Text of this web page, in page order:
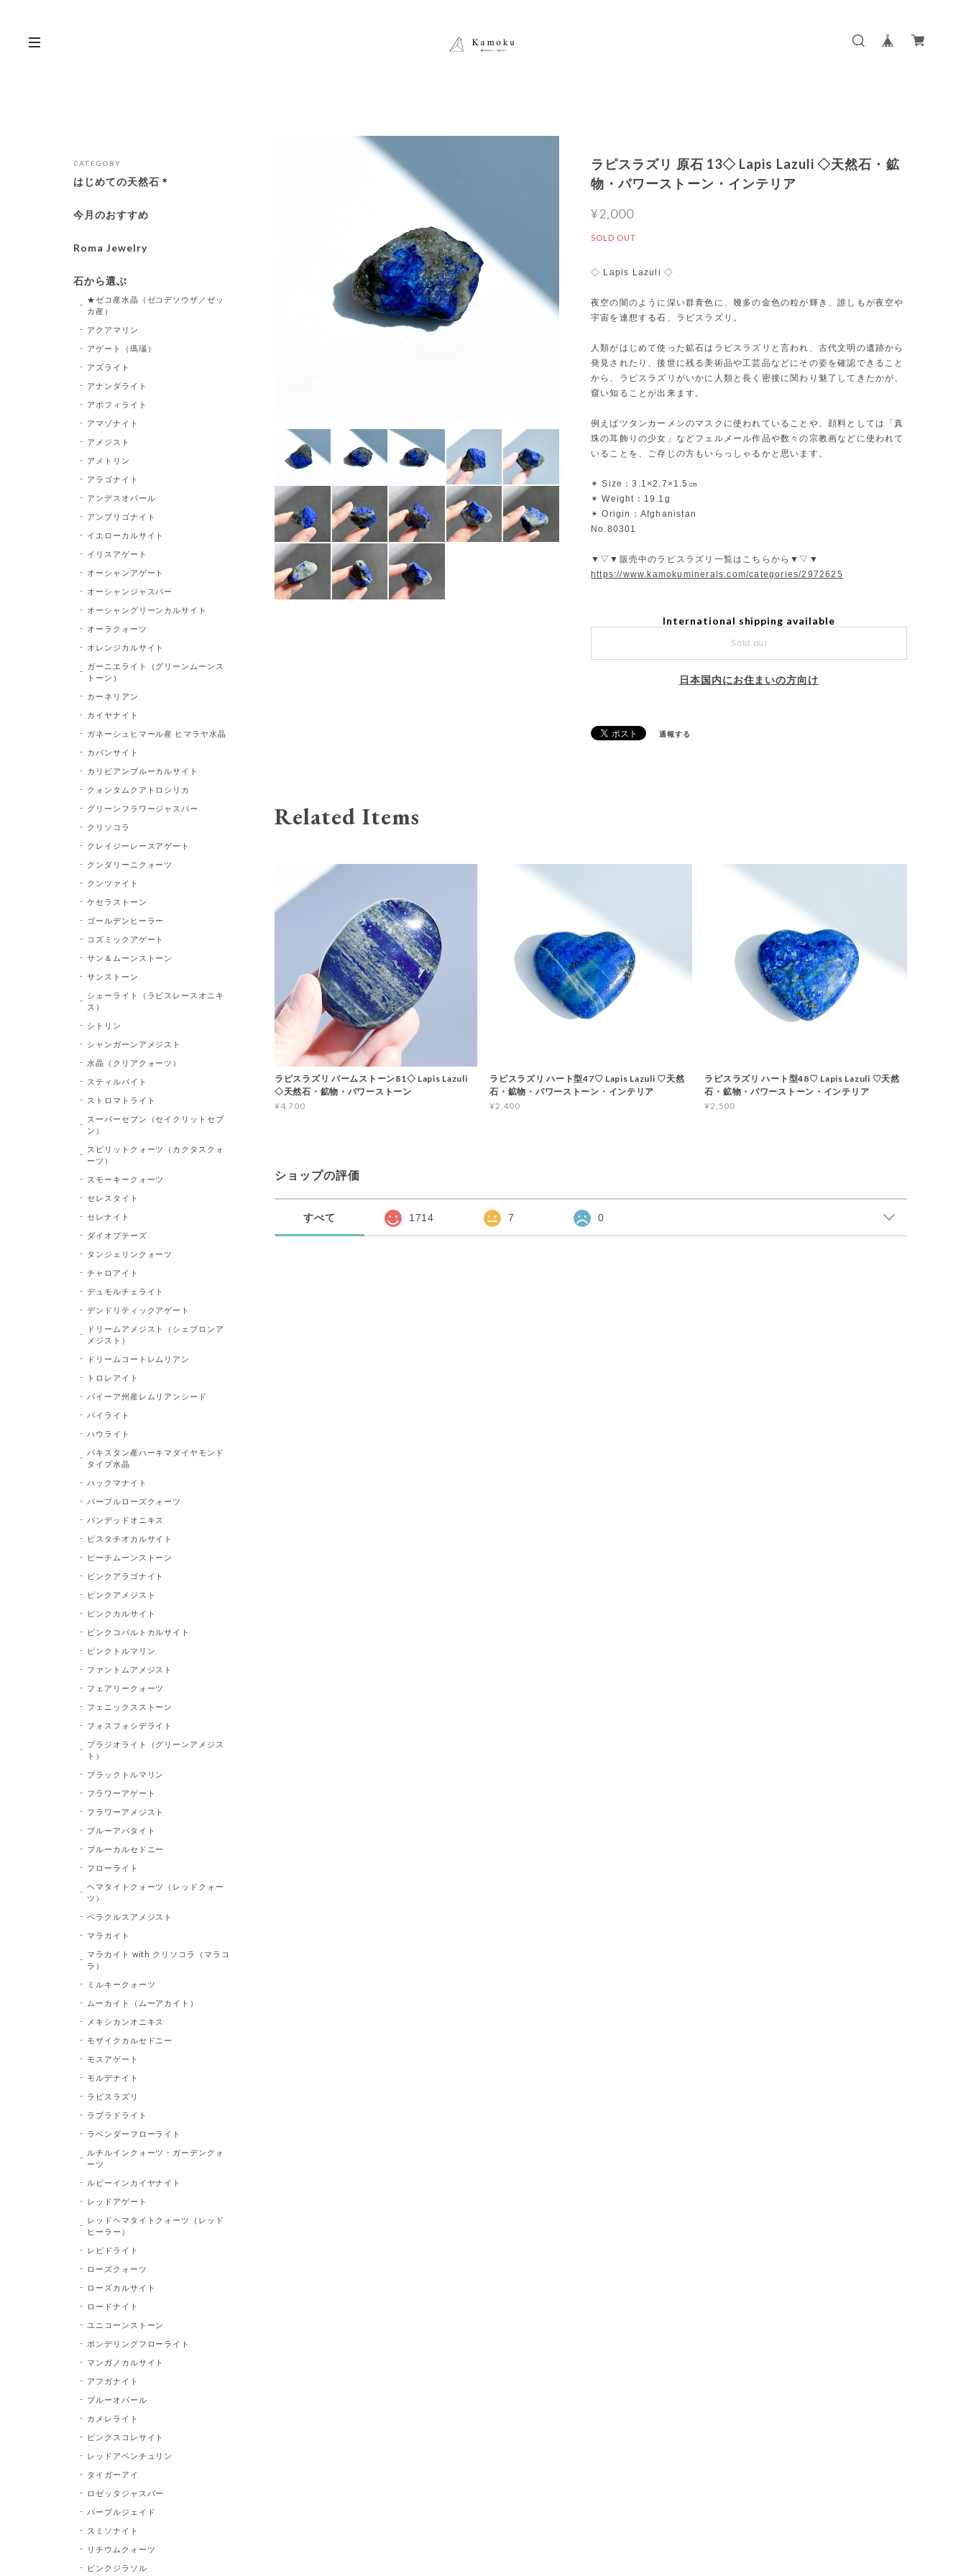
ラピスラズリ 原石 13◇ Lapis Lazuli ◇天然石・鉱
物・パワーストーン・インテリア
¥2,000
SOLD OUT
◇ Lapis Lazuli ◇
夜空の闇のように深い群青色に、幾多の金色の粒が輝き、誰しもが夜空や
宇宙を連想する石、ラピスラズリ。
人類がはじめて使った鉱石はラピスラズリと言われ、古代文明の遺跡から
発見されたり、後世に残る美術品や工芸品などにその姿を確認できること
から、ラピスラズリがいかに人類と長く密接に関わり魅了してきたかが、
窺い知ることが出来ます。
例えばツタンカーメンのマスクに使われていることや、顔料としては「真
珠の耳飾りの少女」などフェルメール作品や数々の宗教画などに使われて
いることを、ご存じの方もいらっしゃるかと思います。
✴︎ Size：3.1×2.7×1.5㎝
✴︎ Weight：19.1g
✴︎ Origin：Afghanistan
No.80301
▼▽▼販売中のラピスラズリ一覧はこちらから▼▽▼
https://www.kamokuminerals.com/categories/2972625
International shipping available
Sold out
日本国内にお住まいの方向け
通報する
Related Items
ラピスラズリ パームストーン81◇ Lapis Lazuli
◇天然石・鉱物・パワーストーン
¥4,700
ラピスラズリ ハート型47♡ Lapis Lazuli ♡天然
石・鉱物・パワーストーン・インテリア
¥2,400
ラピスラズリ ハート型48♡ Lapis Lazuli ♡天然
石・鉱物・パワーストーン・インテリア
¥2,500
ショップの評価
すべて 1714 7 0
CATEGORY
はじめての天然石＊
今月のおすすめ
Roma Jewelry
石から選ぶ
★ゼコ産水晶（ゼコデソウザ／ゼッ
カ産）
アクアマリン
アゲート（瑪瑙）
アズライト
アナンダライト
アポフィライト
アマゾナイト
アメジスト
アメトリン
アラゴナイト
アンデスオパール
アンブリゴナイト
イエローカルサイト
イリスアゲート
オーシャンアゲート
オーシャンジャスパー
オーシャングリーンカルサイト
オーラクォーツ
オレンジカルサイト
ガーニエライト（グリーンムーンス
トーン）
カーネリアン
カイヤナイト
ガネーシュヒマール産 ヒマラヤ水晶
カバンサイト
カリビアンブルーカルサイト
クォンタムクアトロシリカ
グリーンフラワージャスパー
クリソコラ
クレイジーレースアゲート
クンダリーニクォーツ
クンツァイト
ケセラストーン
ゴールデンヒーラー
コズミックアゲート
サン＆ムーンストーン
サンストーン
シェーライト（ラピスレースオニキ
ス）
シトリン
シャンガーンアメジスト
水晶（クリアクォーツ）
スティルバイト
ストロマトライト
スーパーセブン（セイクリットセブ
ン）
スピリットクォーツ（カクタスクォ
ーツ）
スモーキークォーツ
セレスタイト
セレナイト
ダイオプテーズ
タンジェリンクォーツ
チャロアイト
デュモルチェライト
デンドリティックアゲート
ドリームアメジスト（シェブロンア
メジスト）
ドリームコートレムリアン
トロレアイト
バイーア州産レムリアンシード
パイライト
ハウライト
パキスタン産ハーキマダイヤモンド
タイプ水晶
ハックマナイト
パープルローズクォーツ
バンデッドオニキス
ピスタチオカルサイト
ピーチムーンストーン
ピンクアラゴナイト
ピンクアメジスト
ピンクカルサイト
ピンクコバルトカルサイト
ピンクトルマリン
ファントムアメジスト
フェアリークォーツ
フェニックスストーン
フォスフォシデライト
プラジオライト（グリーンアメジス
ト）
ブラックトルマリン
フラワーアゲート
フラワーアメジスト
ブルーアパタイト
ブルーカルセドニー
フローライト
ヘマタイトクォーツ（レッドクォー
ツ）
ベラクルスアメジスト
マラカイト
マラカイト with クリソコラ（マラコ
ラ）
ミルキークォーツ
ムーカイト（ムーアカイト）
メキシカンオニキス
モザイクカルセドニー
モスアゲート
モルデナイト
ラピスラズリ
ラブラドライト
ラベンダーフローライト
ルチルインクォーツ・ガーデンクォ
ーツ
ルビーインカイヤナイト
レッドアゲート
レッドヘマタイトクォーツ（レッド
ヒーラー）
レピドライト
ローズクォーツ
ローズカルサイト
ロードナイト
ユニコーンストーン
ポンデリングフローライト
マンガノカルサイト
アフガナイト
ブルーオパール
カメレライト
ピンクスコレサイト
レッドアベンチュリン
タイガーアイ
ロゼッタジャスパー
パープルジェイド
スミソナイト
リチウムクォーツ
ピンクジラソル